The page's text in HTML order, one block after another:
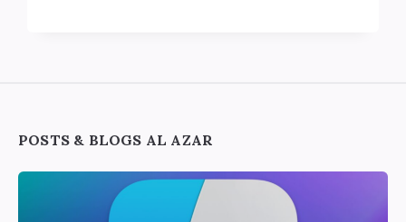
Widgets
POSTS & BLOGS AL AZAR